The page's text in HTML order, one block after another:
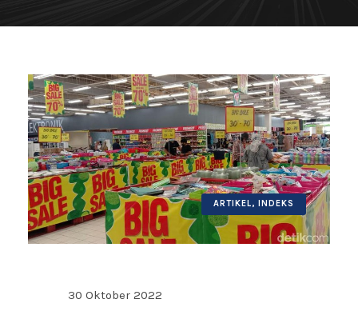
ARTIKEL, INDEKS
30 Oktober 2022